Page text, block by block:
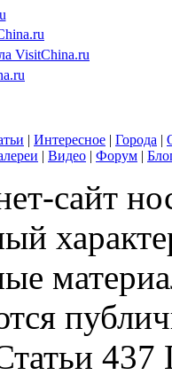
VisitChina.ru
| Интересное | Города |
| Видео | Форум |
сайт
437